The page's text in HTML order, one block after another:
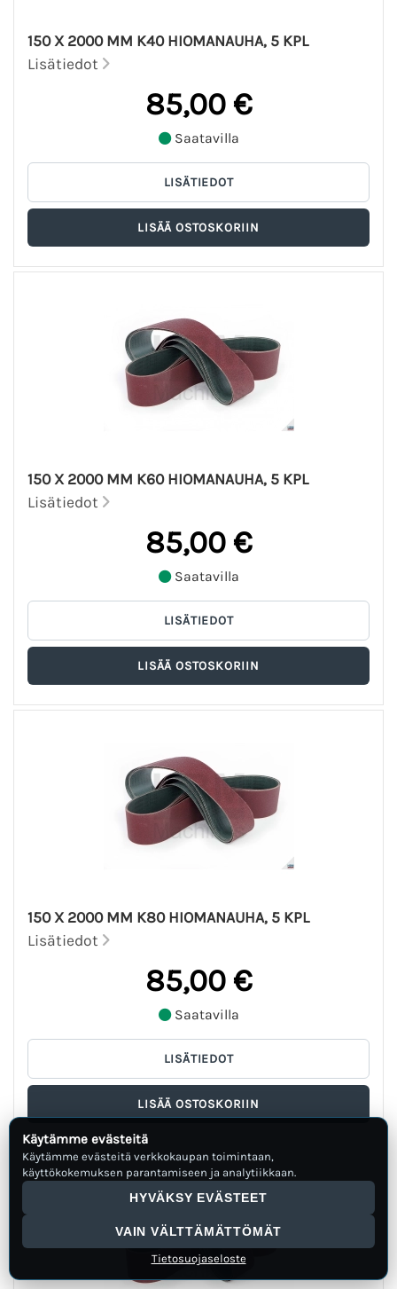
150 X 2000 MM K40 HIOMANAUHA, 5 KPL
Lisätiedot
85,00 €
Saatavilla
150 X 2000 MM K60 HIOMANAUHA, 5 KPL
Lisätiedot
85,00 €
Saatavilla
150 X 2000 MM K80 HIOMANAUHA, 5 KPL
Lisätiedot
85,00 €
Saatavilla
Käytämme evästeitä
Käytämme evästeitä verkkokaupan toimintaan,
käyttökokemuksen parantamiseen ja analytiikkaan.
HYVÄKSY EVÄSTEET
VAIN VÄLTTÄMÄTTÖMÄT
Tietosuojaseloste